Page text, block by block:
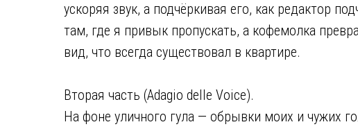
ускоряя звук, а подчёркивая его, как редактор
там, где я привык пропускать, а кофемолка
вид, что всегда существовал в квартире.
Вторая часть (Adagio delle Voice).
На фоне уличного гула — обрывки моих и чужих